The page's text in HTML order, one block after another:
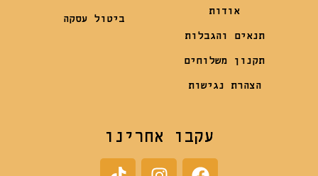
אודות
תנאים והגבלות
תקנון משלוחים
הצהרת נגישות
ביטול עסקה
עקבו אחרינו